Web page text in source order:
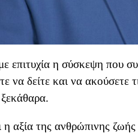
επιτυχία η σύσκεψη που
να δείτε και να ακούσετε
αξία της ανθρώπινης ζωής